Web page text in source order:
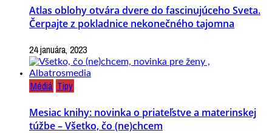
Atlas oblohy otvára dvere do fascinujúceho Sveta.
Čerpajte z pokladnice nekonečného tajomna
24 januára, 2023
Médiá Tipy
Mesiac knihy: novinka o priateľstve a materinskej
túžbe – Všetko, čo (ne)chcem